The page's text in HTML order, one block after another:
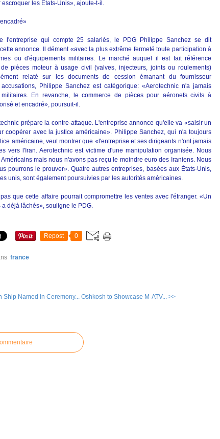
les États-Unis», ajoute-t-il.
l'entreprise qui compte 25 salariés, le PDG Philippe Sanchez se dit
annonce. Il dément «avec la plus extrême fermeté toute participation à
ou d'équipements militaires. Le marché auquel il est fait référence
pièces moteur à usage civil (valves, injecteurs, joints ou roulements)
relaté sur les documents de cession émanant du fournisseur
Philippe Sanchez est catégorique: «Aerotechnic n'a jamais
En revanche, le commerce de pièces pour aéronefs civils à
et encadré», poursuit-il.
prépare la contre-attaque. L'entreprise annonce qu'elle va «saisir un
coopérer avec la justice américaine». Philippe Sanchez, qui n'a toujours
américaine, veut montrer que «l'entreprise et ses dirigeants n'ont jamais
vers l'Iran. Aerotechnic est victime d'une manipulation organisée. Nous
mais nous n'avons pas reçu le moindre euro des Iraniens. Nous
pourrons le prouver». Quatre autres entreprises, basées aux États-Unis,
unis, sont également poursuivies par les autorités américaines.
que cette affaire pourrait compromettre les ventes avec l'étranger. «Un
déjà lâchés», souligne le PDG.
Repost 0
france
Ship Named in Ceremony... Oshkosh to Showcase M-ATV... >>